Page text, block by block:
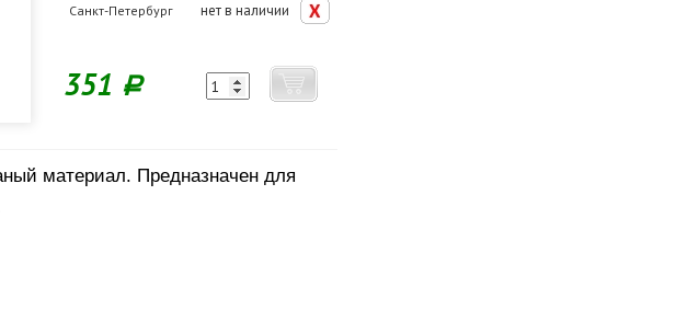
Санкт-Петербург нет в наличии
351 Р
материал. Предназначен для